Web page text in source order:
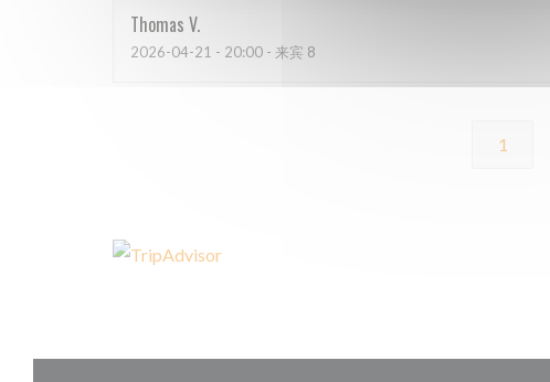
Thomas V
2026-04-21 - 20:00 - 来宾 8
1